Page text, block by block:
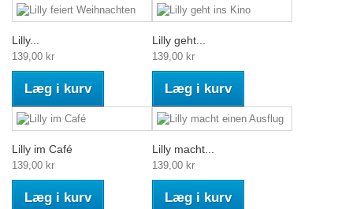
Lilly...
139,00 kr
Læg i kurv
Lilly geht...
139,00 kr
Læg i kurv
Lilly im Café
139,00 kr
Læg i kurv
Lilly macht...
139,00 kr
Læg i kurv